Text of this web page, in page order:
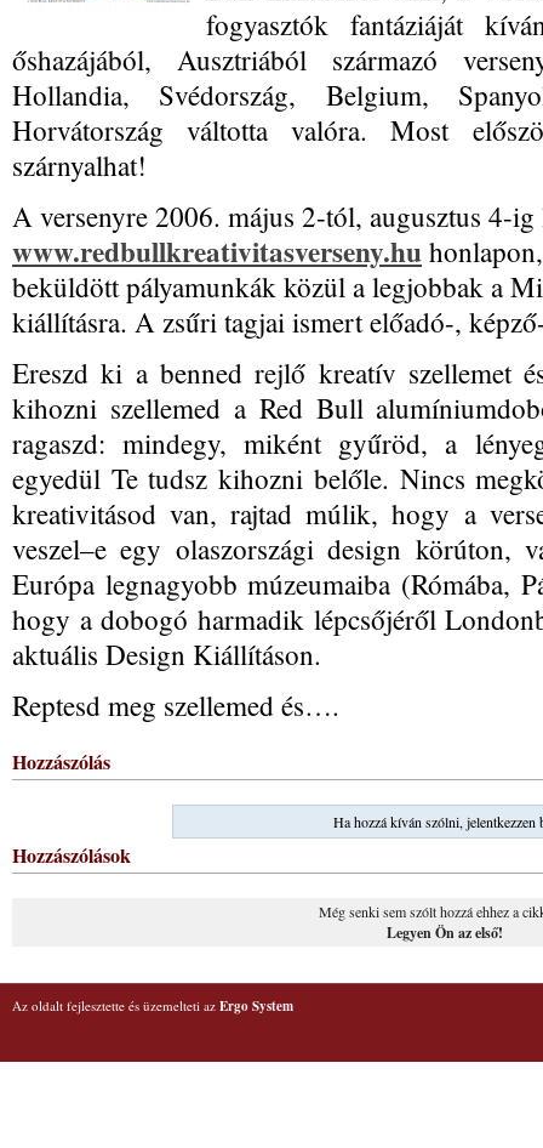
fogyasztók fantáziáját
őshazájából, Ausztriából származó
Hollandia, Svédország, Belgium,
Horvátország váltotta valóra. Most
szárnyalhat!
A versenyre 2006. május 2-tól, augusztus 4-
www.redbullkreativitasverseny.hu
beküldött pályamunkák közül a legjobbak a
kiállításra. A zsűri tagjai ismert előadó-,
Ereszd ki a benned rejlő kreatív szellemet
kihozni szellemed a Red Bull
ragaszd: mindegy, miként gyűröd, a
egyedül Te tudsz kihozni belőle. Nincs
kreativitásod van, rajtad múlik, hogy a
veszel–e egy olaszországi design körúton,
Európa legnagyobb múzeumaiba (Rómába,
hogy a dobogó harmadik lépcsőjéről
aktuális Design Kiállításon.
Reptesd meg szellemed és….
Hozzászólás
Ha hozzá kíván szólni, jelentkezzen
Hozzászólások
Még senki sem szólt hozzá ehhez a
Legyen Ön az első!
Az oldalt fejlesztette és üzemelteti az Ergo System